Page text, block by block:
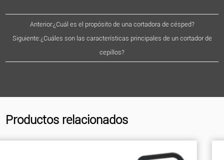
Anterior:¿Cuál es el propósito de una cortadora de césped?
Siguiente:¿Cuáles son las características principales de un cortador de
cepillos?
Productos relacionados